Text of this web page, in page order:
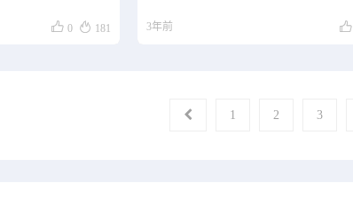
 0  181 3年前 
1 2 3